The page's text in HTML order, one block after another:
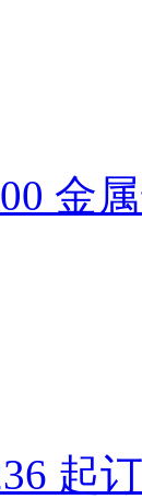
金
起